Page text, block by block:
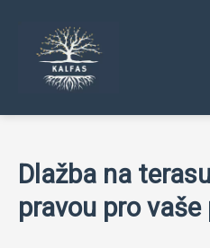
Dlažba na
pravou pro